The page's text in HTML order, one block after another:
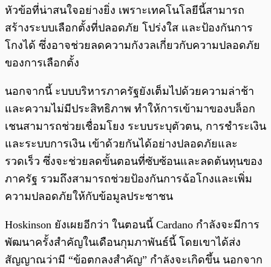
หัวข้อที่น่าสนใจอย่างยิ่ง เพราะเทคโนโลยีนี้สามารถ
สร้างระบบเลือกตั้งที่ปลอดภัย โปร่งใส และป้องกันการ
โกงได้ ซึ่งอาจช่วยลดความกังวลเกี่ยวกับความปลอดภัย
ของการเลือกตั้ง
นอกจากนี้ ะบบบริหารภาครัฐยังเต็มไปด้วยความล่าช้า
และความไม่มีประสิทธิภาพ ทำให้การเข้ามาของบล็อก
เชนสามารถช่วยเชื่อมโยง ระบบระบุตัวตน, การชำระเงิน
และระบบการเงิน เข้าด้วยกันได้อย่างปลอดภัยและ
รวดเร็ว ซึ่งจะช่วยลดขั้นตอนที่ซับซ้อนและลดต้นทุนของ
ภาครัฐ รวมถึงสามารถช่วยป้องกันการฉ้อโกงและเพิ่ม
ความปลอดภัยให้กับข้อมูลประชาชน
Hoskinson ยังเผยอีกว่า ในตอนนี้ Cardano กำลังจะมีการ
พัฒนาครั้งสำคัญในเดือนกุมภาพันธ์นี้ โดยเขาได้ส่ง
สัญญาณว่ามี “ข้อตกลงสำคัญ” กำลังจะเกิดขึ้น นอกจาก